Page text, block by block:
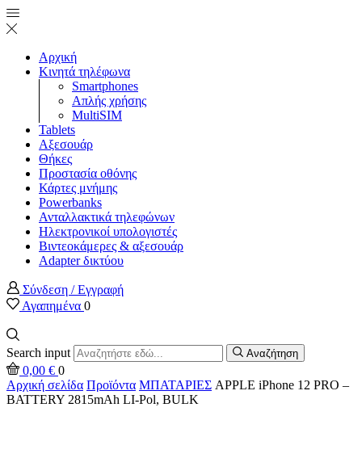
Αρχική
Κινητά τηλέφωνα
Smartphones
Απλής χρήσης
MultiSIM
Tablets
Αξεσουάρ
Θήκες
Προστασία οθόνης
Κάρτες μνήμης
Powerbanks
Ανταλλακτικά τηλεφώνων
Ηλεκτρονικοί υπολογιστές
Βιντεοκάμερες & αξεσουάρ
Adapter δικτύου
Σύνδεση / Εγγραφή
Αγαπημένα 0
Search input Αναζήτηση
0,00 € 0
Αρχική σελίδα Προϊόντα ΜΠΑΤΑΡΙΕΣ APPLE iPhone 12 PRO –
BATTERY 2815mAh LI-Pol, BULK